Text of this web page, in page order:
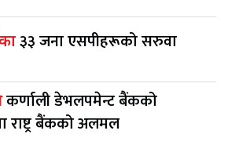
३३ जना एसपीहरूको सरुवा
कर्णाली डेभलपमेन्ट बैंकको
राष्ट्र बैंकको अलमल